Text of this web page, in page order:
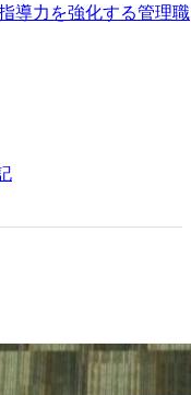
導力を強化する管理職